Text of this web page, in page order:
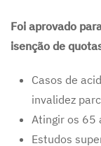
Foi aprovado
isenção de
Casos de
invalidez
Atingir os 65
Estudos